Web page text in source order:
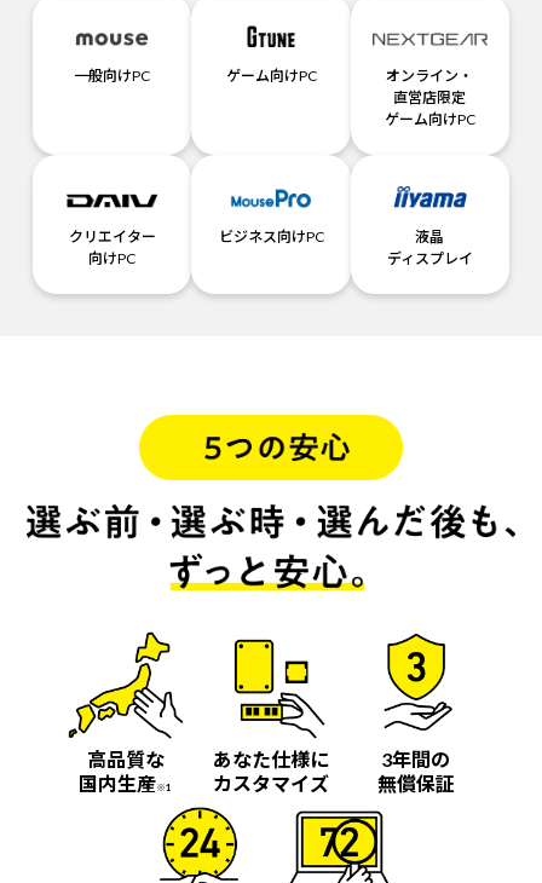
一般向けPC ゲーム向けPC
オンライン・
直営店限定
ゲーム向けPC
クリエイター
向けPC
ビジネス向けPC
液晶
ディスプレイ
高品質な
国内生産※1
あなた仕様に
カスタマイズ
3年間の
無償保証